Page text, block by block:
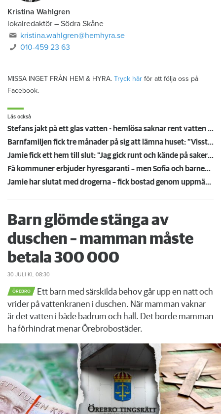
Kristina Wahlgren
lokalredaktör – Södra Skåne
kristina.wahlgren@hemhyra.se
010-459 23 63
MISSA INGET FRÅN HEM & HYRA. Tryck här för att följa oss på
Facebook.
Läs också
Stefans jakt på ett glas vatten - hemlösa saknar rent vatten trots EU-krav
Barnfamiljen fick tre månader på sig att lämna huset: ”Visste inte att man fick göra så”
Jamie fick ett hem till slut: "Jag gick runt och kände på saker för att försäkra mig om att det var mitt"
Få kommuner erbjuder hyresgaranti – men Sofia och barnen fick hjälp att bo kvar: "Jag hade tur"
Jamie har slutat med drogerna – fick bostad genom uppmärksammat Facebook-inlägg: ”Behövde göra något åt min situation”
Barn glömde stänga av
duschen – mamman måste
betala 300 000
30 JULI KL 08:30
ÖREBRO
Ett barn med särskilda behov går upp en natt och
vrider på vattenkranen i duschen. När mamman vaknar
är det vatten i både badrum och hall. Det borde mamman
ha förhindrat menar Örebrobostäder.